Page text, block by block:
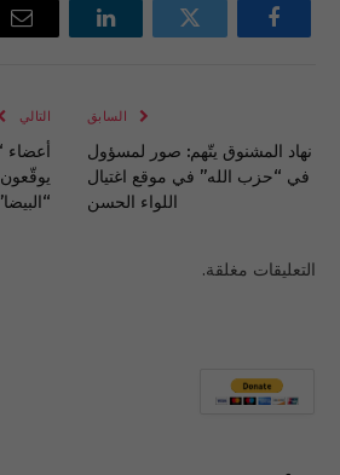
فيسبوك تويتر لينكدإن
السابق
نهاد المشنوق يتّهم: صور لمسؤول
في “حزب الله” في موقع اغتيال
اللواء الحسن
التالي
أعضاء
التعليقات مغلقة.